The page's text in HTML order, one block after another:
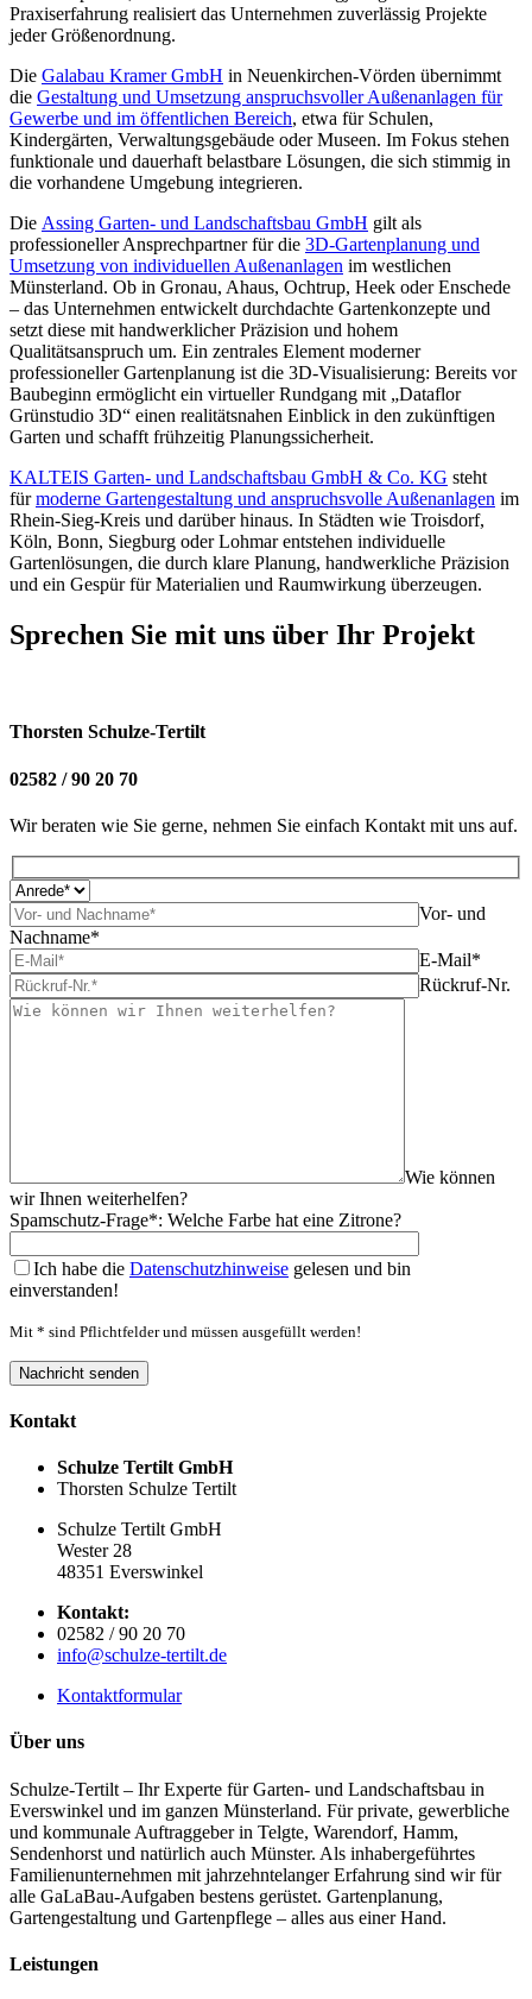
Praxiserfahrung realisiert das Unternehmen zuverlässig Projekte
jeder Größenordnung.
Die Galabau Kramer GmbH in Neuenkirchen-Vörden übernimmt
die Gestaltung und Umsetzung anspruchsvoller Außenanlagen für
Gewerbe und im öffentlichen Bereich, etwa für Schulen,
Kindergärten, Verwaltungsgebäude oder Museen. Im Fokus stehen
funktionale und dauerhaft belastbare Lösungen, die sich stimmig in
die vorhandene Umgebung integrieren.
Die Assing Garten- und Landschaftsbau GmbH gilt als
professioneller Ansprechpartner für die 3D-Gartenplanung und
Umsetzung von individuellen Außenanlagen im westlichen
Münsterland. Ob in Gronau, Ahaus, Ochtrup, Heek oder Enschede
– das Unternehmen entwickelt durchdachte Gartenkonzepte und
setzt diese mit handwerklicher Präzision und hohem
Qualitätsanspruch um. Ein zentrales Element moderner
professioneller Gartenplanung ist die 3D-Visualisierung: Bereits vor
Baubeginn ermöglicht ein virtueller Rundgang mit „Dataflor
Grünstudio 3D“ einen realitätsnahen Einblick in den zukünftigen
Garten und schafft frühzeitig Planungssicherheit.
KALTEIS Garten- und Landschaftsbau GmbH & Co. KG steht
fürmoderne Gartengestaltung und anspruchsvolle Außenanlagen im
Rhein-Sieg-Kreis und darüber hinaus. In Städten wie Troisdorf,
Köln, Bonn, Siegburg oder Lohmar entstehen individuelle
Gartenlösungen, die durch klare Planung, handwerkliche Präzision
und ein Gespür für Materialien und Raumwirkung überzeugen.
Sprechen Sie mit uns über Ihr Projekt
Thorsten Schulze-Tertilt
02582 / 90 20 70
Wir beraten wie Sie gerne, nehmen Sie einfach Kontakt mit uns auf.
Vor- und
Nachname*
E-Mail*
Rückruf-Nr.
Wie können
wir Ihnen weiterhelfen?
Spamschutz-Frage*: Welche Farbe hat eine Zitrone?
Ich habe die Datenschutzhinweise gelesen und bin
einverstanden!
Mit * sind Pflichtfelder und müssen ausgefüllt werden!
Kontakt
Schulze Tertilt GmbH
Thorsten Schulze Tertilt
Schulze Tertilt GmbH
Wester 28
48351 Everswinkel
Kontakt:
02582 / 90 20 70
info@schulze-tertilt.de
Kontaktformular
Über uns
Schulze-Tertilt – Ihr Experte für Garten- und Landschaftsbau in
Everswinkel und im ganzen Münsterland. Für private, gewerbliche
und kommunale Auftraggeber in Telgte, Warendorf, Hamm,
Sendenhorst und natürlich auch Münster. Als inhabergeführtes
Familienunternehmen mit jahrzehntelanger Erfahrung sind wir für
alle GaLaBau-Aufgaben bestens gerüstet. Gartenplanung,
Gartengestaltung und Gartenpflege – alles aus einer Hand.
Leistungen